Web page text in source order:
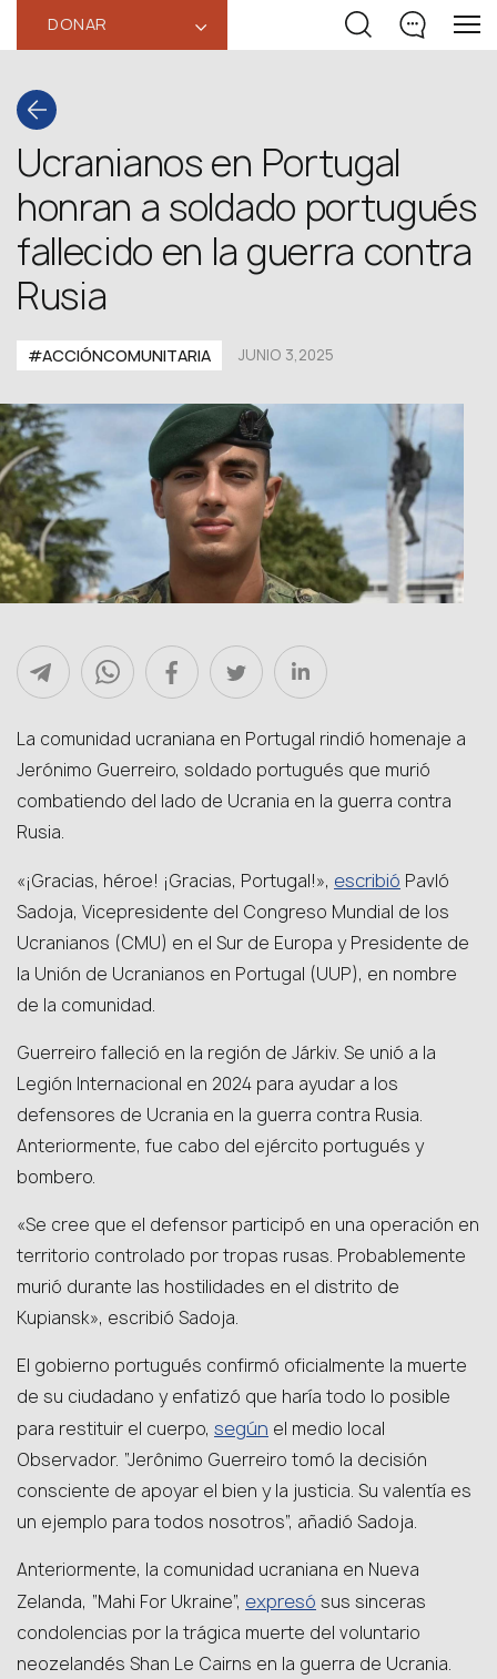
DONAR ‹
Ucranianos en Portugal
honran a soldado portugués
fallecido en la guerra contra
Rusia
#ACCIÓNCOMUNITARIA JUNIO 3,2025
La comunidad ucraniana en Portugal rindió homenaje a
Jerónimo Guerreiro, soldado portugués que murió
combatiendo del lado de Ucrania en la guerra contra
Rusia.
«¡Gracias, héroe! ¡Gracias, Portugal!», escribió Pavló
Sadoja, Vicepresidente del Congreso Mundial de los
Ucranianos (CMU) en el Sur de Europa y Presidente de
la Unión de Ucranianos en Portugal (UUP), en nombre
de la comunidad.
Guerreiro falleció en la región de Járkiv. Se unió a la
Legión Internacional en 2024 para ayudar a los
defensores de Ucrania en la guerra contra Rusia.
Anteriormente, fue cabo del ejército portugués y
bombero.
«Se cree que el defensor participó en una operación en
territorio controlado por tropas rusas. Probablemente
murió durante las hostilidades en el distrito de
Kupiansk», escribió Sadoja.
El gobierno portugués confirmó oficialmente la muerte
de su ciudadano y enfatizó que haría todo lo posible
para restituir el cuerpo, según el medio local
Observador. “Jerônimo Guerreiro tomó la decisión
consciente de apoyar el bien y la justicia. Su valentía es
un ejemplo para todos nosotros”, añadió Sadoja.
Anteriormente, la comunidad ucraniana en Nueva
Zelanda, “Mahi For Ukraine”, expresó sus sinceras
condolencias por la trágica muerte del voluntario
neozelandés Shan Le Cairns en la guerra de Ucrania.